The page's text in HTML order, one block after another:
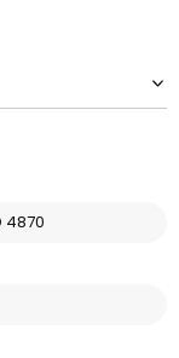
4870